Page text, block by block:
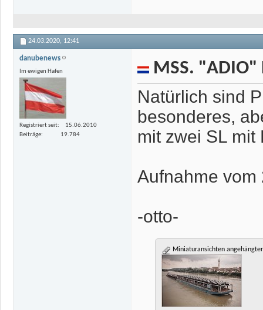
24.03.2020, 12:41
danubenews
Im ewigen Hafen
Registriert seit
15.06.2010
Beiträge
19.784
MSS. "ADIO"
Natürlich sind
besonderes,
mit zwei SL mit
Aufnahme vom
-otto-
Miniaturansichten